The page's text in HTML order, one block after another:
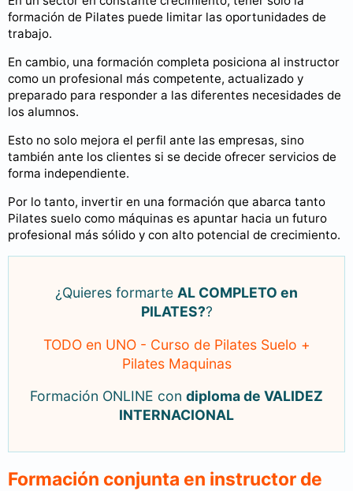
formación de Pilates puede limitar las oportunidades de
trabajo.
En cambio, una formación completa posiciona al instructor
como un profesional más competente, actualizado y
preparado para responder a las diferentes necesidades de
los alumnos.
Esto no solo mejora el perfil ante las empresas, sino
también ante los clientes si se decide ofrecer servicios de
forma independiente.
Por lo tanto, invertir en una formación que abarca tanto
Pilates suelo como máquinas es apuntar hacia un futuro
profesional más sólido y con alto potencial de crecimiento.
¿Quieres formarte AL COMPLETO en
PILATES??
TODO en UNO - Curso de Pilates Suelo +
Pilates Maquinas
Formación ONLINE con diploma de VALIDEZ
INTERNACIONAL
Formación conjunta en instructor de